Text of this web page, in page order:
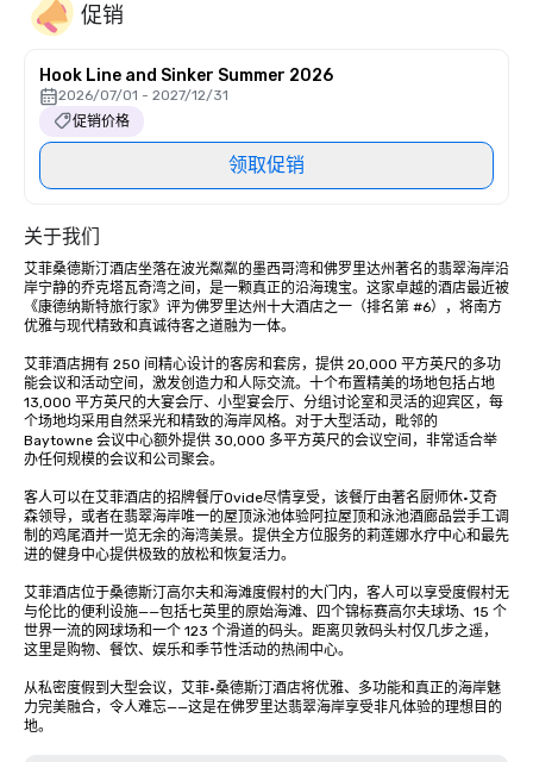
促销
Hook Line and Sinker Summer 2026
2026/07/01 - 2027/12/31
促销价格
领取促销
关于我们
艾菲桑德斯汀酒店坐落在波光粼粼的墨西哥湾和佛罗里达州著名的翡翠海岸沿
岸宁静的乔克塔瓦奇湾之间，是一颗真正的沿海瑰宝。这家卓越的酒店最近被
《康德纳斯特旅行家》评为佛罗里达州十大酒店之一（排名第 #6），将南方
优雅与现代精致和真诚待客之道融为一体。
艾菲酒店拥有 250 间精心设计的客房和套房，提供 20,000 平方英尺的多功
能会议和活动空间，激发创造力和人际交流。十个布置精美的场地包括占地
13,000 平方英尺的大宴会厅、小型宴会厅、分组讨论室和灵活的迎宾区，每
个场地均采用自然采光和精致的海岸风格。对于大型活动，毗邻的
Baytowne 会议中心额外提供 30,000 多平方英尺的会议空间，非常适合举
办任何规模的会议和公司聚会。
客人可以在艾菲酒店的招牌餐厅Ovide尽情享受，该餐厅由著名厨师休·艾奇
森领导，或者在翡翠海岸唯一的屋顶泳池体验阿拉屋顶和泳池酒廊品尝手工调
制的鸡尾酒并一览无余的海湾美景。提供全方位服务的莉莲娜水疗中心和最先
进的健身中心提供极致的放松和恢复活力。
艾菲酒店位于桑德斯汀高尔夫和海滩度假村的大门内，客人可以享受度假村无
与伦比的便利设施——包括七英里的原始海滩、四个锦标赛高尔夫球场、15 个
世界一流的网球场和一个 123 个滑道的码头。距离贝敦码头村仅几步之遥，
这里是购物、餐饮、娱乐和季节性活动的热闹中心。
从私密度假到大型会议，艾菲·桑德斯汀酒店将优雅、多功能和真正的海岸魅
力完美融合，令人难忘——这是在佛罗里达翡翠海岸享受非凡体验的理想目的
地。